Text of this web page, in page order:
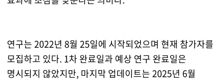
연구는 2022년 8월 25일에 시작되었으며 현재 참가자를
모집하고 있다. 1차 완료일과 예상 연구 완료일은
명시되지 않았지만, 마지막 업데이트는 2025년 6월